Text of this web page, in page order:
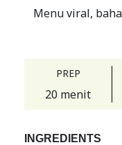
Menu viral,
PREP
20 menit
INGREDIENTS